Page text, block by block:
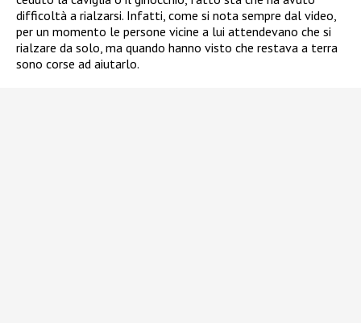
difficoltà a rialzarsi. Infatti, come si nota sempre dal video,
per un momento le persone vicine a lui attendevano che si
rialzare da solo, ma quando hanno visto che restava a terra
sono corse ad aiutarlo.